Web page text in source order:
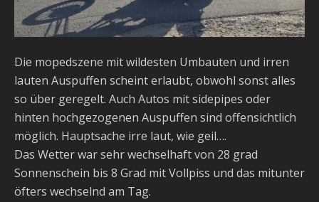
Die mopedszene mit wildesten Umbauten und irren
lauten Auspuffen scheint erlaubt, obwohl sonst alles
so über geregelt. Auch Autos mit sidepipes oder
hinten hochgezogenen Auspuffen sind offensichtlich
möglich. Hauptsache irre laut, wie geil….
Das Wetter war sehr wechselhaft von 28 grad
Sonnenschein bis 8 Grad mit Vollpiss und das mitunter
öfters wechselnd am Tag.